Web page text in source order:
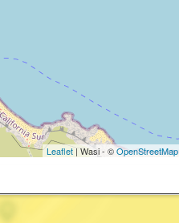
Leaflet | Wasi - ©OpenStreetMap